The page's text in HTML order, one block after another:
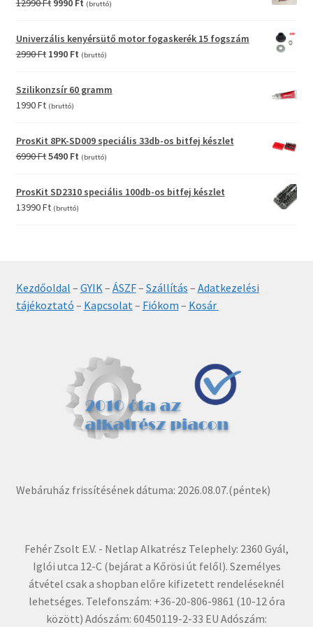
was:
12990 Ft.
is:
9990 Ft.
(bruttó)
Univerzális kenyérsütő motor fogaskerék 15 fogszám
2990Ft Original
was:
1990 FtCurrent
1990 Ft.
(bruttó)
Szilikonzsír 60 gramm
1990Ft (bruttó)
ProsKit 8PK-SD009 speciális 33db-os bitfej készlet
6990Ft Original
5490 FtCurrent
5490 Ft.
(bruttó)
ProsKit SD2310 speciális 100db-os bitfej készlet
13990Ft (bruttó)
Kezdőoldal – GYIK– ÁSZF– Szállítás – Adatkezelési
tájékoztató – Kapcsolat– Fiókom – Kosár
Webáruház frissítésének dátuma: 2026.08.07.(péntek)
Fehér Zsolt E.V. - Netlap Alkatrész Telephely: 2360 Gyál,
Iglói utca 12-C (bejárat a Kőrösi út felől). Személyes
átvétel csak a shopban előre kifizetett rendeléseknél
lehetséges. Telefonszám: +36-20-806-9861 (10-12 óra
között) Adószám: 60450119-2-33 EU Adószám: